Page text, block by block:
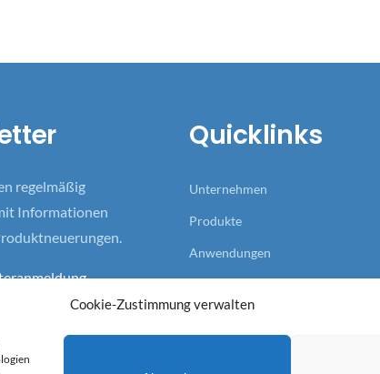
Cookie-Zustimmung verwalten
regelmäßig
Informationen
Quicklinks
Unternehmen
Produkte
Anwendungen
Aktuelles